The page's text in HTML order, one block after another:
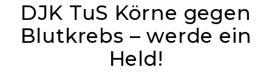
DJK TuS Körne gegen
Blutkrebs – werde ein
Held!